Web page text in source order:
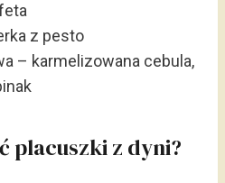
z pesto
– karmelizowana cebula,
placuszki z dyni?